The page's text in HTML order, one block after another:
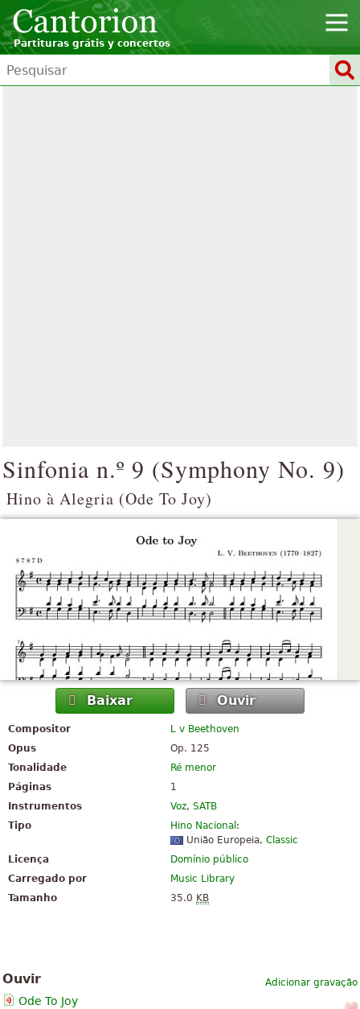
Partituras grátis y concertos
Sinfonia n.º 9 (Symphony No. 9)
Hino à Alegria (Ode To Joy)
Baixar Ouvir
Compositor
L v Beethoven
Opus
Op. 125
Tonalidade
Ré menor
Páginas
1
Instrumentos
Voz,SATB
Tipo
Hino Nacional :
União Europeia,Classic
Licença
Domínio público
Carregado por
Music Library
Tamanho
35.0 KB
Adicionar gravação
Ouvir
Ode To Joy